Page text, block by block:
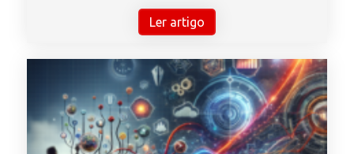
Ler artigo